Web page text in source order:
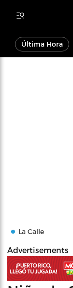
Última Hora
La Calle
Advertisements